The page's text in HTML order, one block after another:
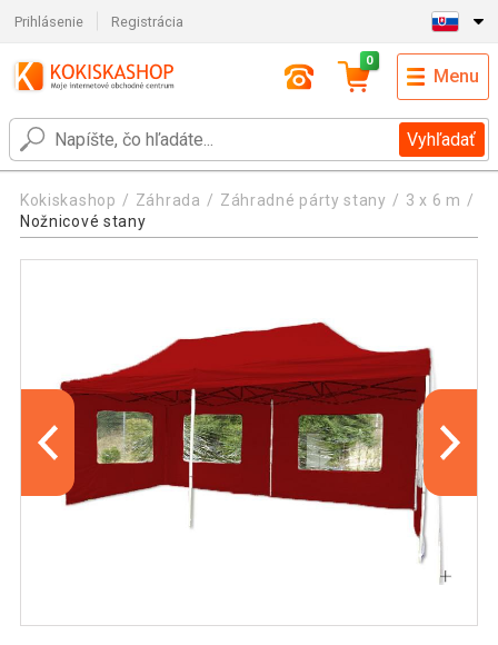
Prihlásenie Registrácia
Vyhľadať
0
Menu
Kokiskashop Záhrada Záhradné párty stany
3 x 6 m
Nožnicové stany